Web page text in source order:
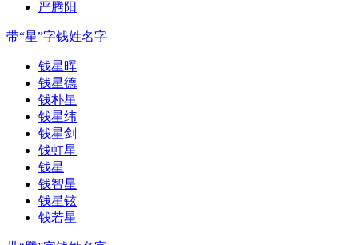
严腾阳
带“星”字钱姓名字
钱星晖
钱星德
钱朴星
钱星纬
钱星剑
钱虹星
钱星
钱智星
钱星铉
钱若星